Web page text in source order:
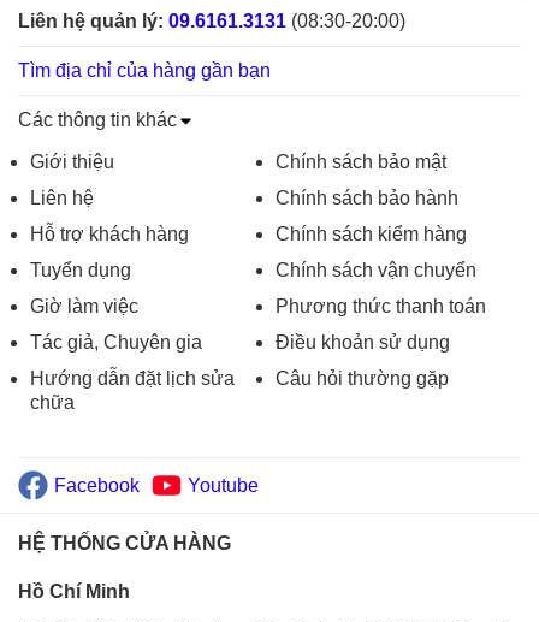
Liên hệ quản lý: 09.6161.3131 (08:30-20:00)
Tìm địa chỉ của hàng gần bạn
Các thông tin khác
Giới thiệu
Liên hệ
Hỗ trợ khách hàng
Tuyển dụng
Giờ làm việc
Tác giả, Chuyên gia
Hướng dẫn đặt lịch sửa
chữa
Chính sách bảo mật
Chính sách bảo hành
Chính sách kiểm hàng
Chính sách vận chuyển
Phương thức thanh toán
Điều khoản sử dụng
Câu hỏi thường gặp
Facebook Youtube
HỆ THỐNG CỬA HÀNG
Hồ Chí Minh